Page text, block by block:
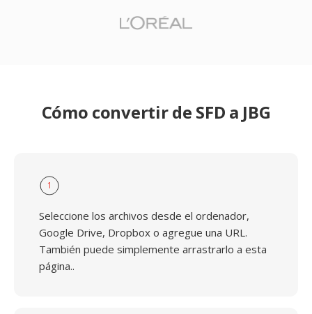
Cómo convertir de SFD a JBG
1
Seleccione los archivos desde el ordenador,
Google Drive, Dropbox o agregue una URL.
También puede simplemente arrastrarlo a esta
página..